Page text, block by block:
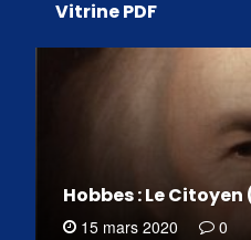
Vitrine PDF
Hobbes : Le Citoyen
15 mars 2020 0